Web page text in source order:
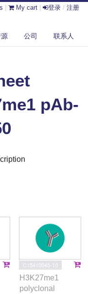
My cart 登录 / 注册
公司 联系人
pAb-
C15410045-10
H3K27me1
polyclonal